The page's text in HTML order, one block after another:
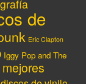
de
Eric Clapton
Iggy Pop and The
mejores